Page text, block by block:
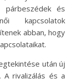
és
kapcsolatok
abban, hogy
után új
A rivalizálás és a